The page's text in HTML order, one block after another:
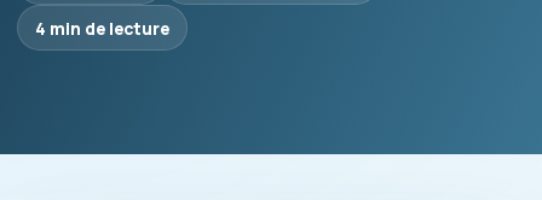
4 min de lecture